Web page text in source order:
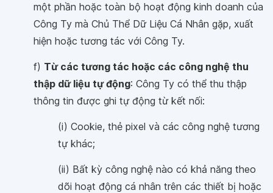
một phần hoặc toàn bộ hoạt động kinh doanh của
Công Ty mà Chủ Thể Dữ Liệu Cá Nhân gặp, xuất
hiện hoặc tương tác với Công Ty.
f) Từ các tương tác hoặc các công nghệ thu
thập dữ liệu tự động: Công Ty có thể thu thập
thông tin được ghi tự động từ kết nối:
(i) Cookie, thẻ pixel và các công nghệ tương
tự khác;
(ii) Bất kỳ công nghệ nào có khả năng theo
dõi hoạt động cá nhân trên các thiết bị hoặc